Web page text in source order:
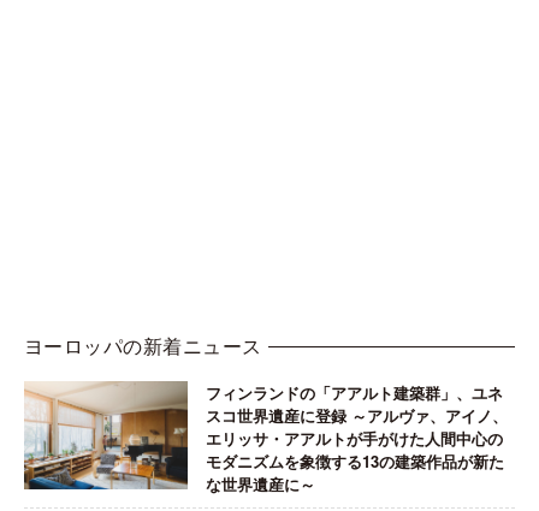
ヨーロッパの新着ニュース
フィンランドの「アアルト建築群」、ユネ
スコ世界遺産に登録 ～アルヴァ、アイノ、
エリッサ・アアルトが手がけた人間中心の
モダニズムを象徴する13の建築作品が新た
な世界遺産に～